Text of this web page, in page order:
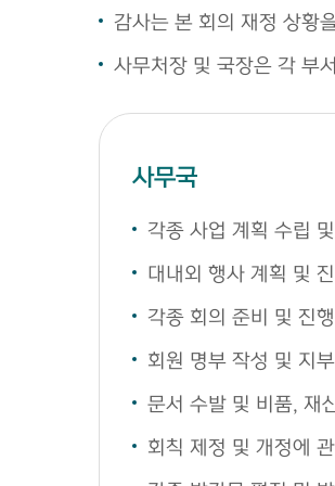
감사는 본 회의 재정 상황
사무처장 및 국장은 각 부
사무국
각종 사업 계획 수립
대내외 행사 계획 및
각종 회의 준비 및 진행
회원 명부 작성 및 지
문서 수발 및 비품, 재
회칙 제정 및 개정에